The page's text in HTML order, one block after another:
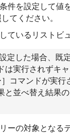
件を設定して値
てください。
いるリストビ
定した場合、既
実行されずキ
コマンドが実
と並べ替え結果
ーの対象となる